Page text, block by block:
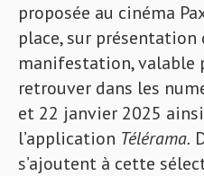
proposée au cinéma
place, sur présentation
manifestation, valable
retrouver dans les
et 22 janvier 2025
l’application Télérama.
s’ajoutent à cette